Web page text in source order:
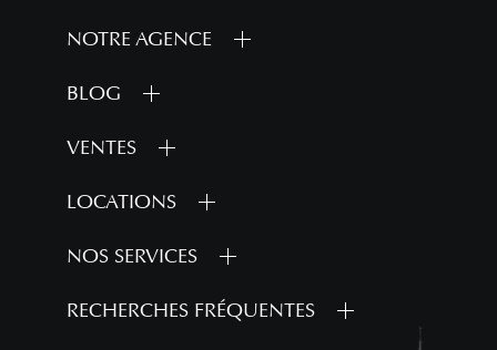
NOTRE AGENCE
BLOG
VENTES
LOCATIONS
NOS SERVICES
RECHERCHES FRÉQUENTES